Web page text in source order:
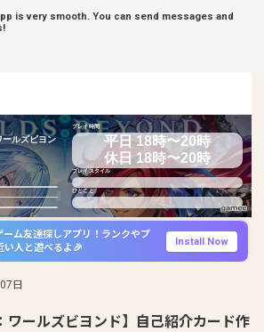
is very smooth. You can send messages and
ールズビヨン
プレイ時間
平日 18時〜20時
休日 18時〜20時
プレイスタイル
ひとこと
ーム友達探しアプリ！ランクやプ
い人と遊べるよ🎉
Install Now
日
ワールズビヨンド】自己紹介カード作